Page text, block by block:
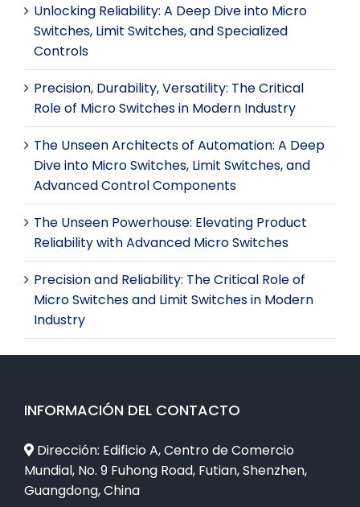
Unlocking Reliability: A Deep Dive into Micro
Switches, Limit Switches, and Specialized
Controls
Precision, Durability, Versatility: The Critical
Role of Micro Switches in Modern Industry
The Unseen Architects of Automation: A Deep
Dive into Micro Switches, Limit Switches, and
Advanced Control Components
The Unseen Powerhouse: Elevating Product
Reliability with Advanced Micro Switches
Precision and Reliability: The Critical Role of
Micro Switches and Limit Switches in Modern
Industry
INFORMACIÓN DEL CONTACTO
Dirección: Edificio A, Centro de Comercio
Mundial, No. 9 Fuhong Road, Futian, Shenzhen,
Guangdong, China